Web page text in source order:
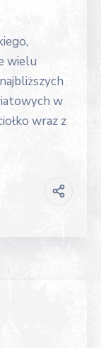
wielu
w
wraz z